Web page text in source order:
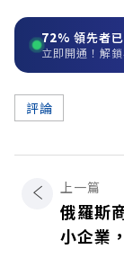
72% 領先者
立即開通！解
評論
上一篇
俄羅斯
小企業